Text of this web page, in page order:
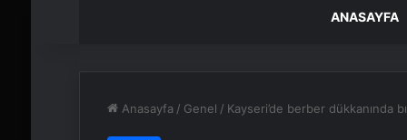
ANASAYFA
Anasayfa / Genel / Kayseri’de berber dükkanında